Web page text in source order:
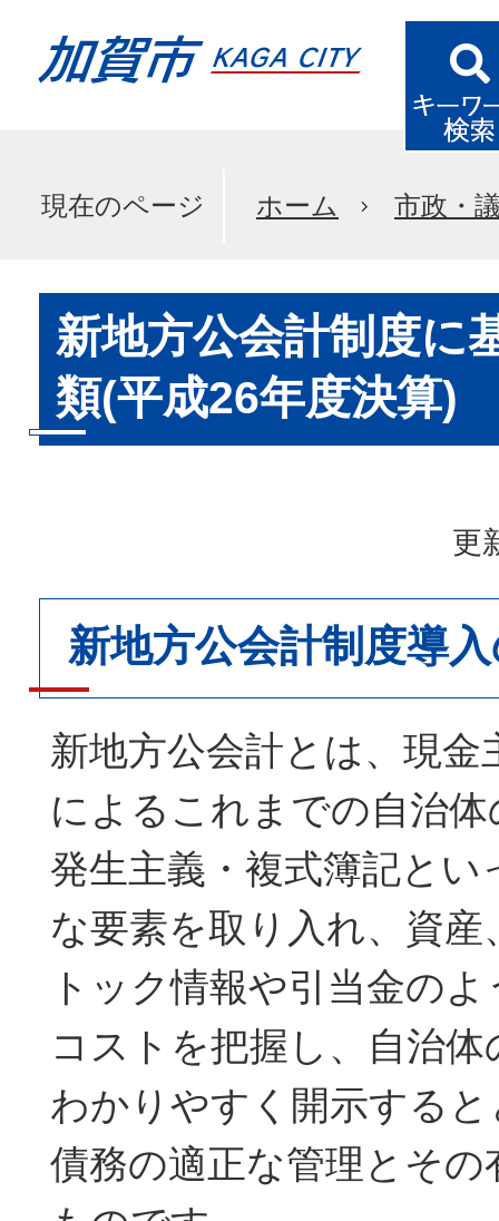
現在のページ ホーム 市政・
新地方公会計制度に
類(平成26年度決算)
更
新地方公会計制度導
新地方公会計とは、現金
によるこれまでの自治
発生主義・複式簿記とい
な要素を取り入れ、資
トック情報や引当金の
コストを把握し、自治
わかりやすく開示する
債務の適正な管理とその